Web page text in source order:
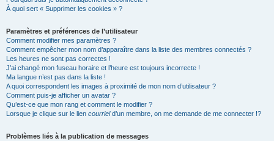
À quoi sert « Supprimer les cookies » ?
Paramètres et préférences de l’utilisateur
Comment modifier mes paramètres ?
Comment empêcher mon nom d’apparaître dans la liste des membres connectés ?
Les heures ne sont pas correctes !
J’ai changé mon fuseau horaire et l’heure est toujours incorrecte !
Ma langue n’est pas dans la liste !
A quoi correspondent les images à proximité de mon nom d’utilisateur ?
Comment puis-je afficher un avatar ?
Qu’est-ce que mon rang et comment le modifier ?
Lorsque je clique sur le lien courrield’un membre, on me demande de me connecter !?
Problèmes liés à la publication de messages